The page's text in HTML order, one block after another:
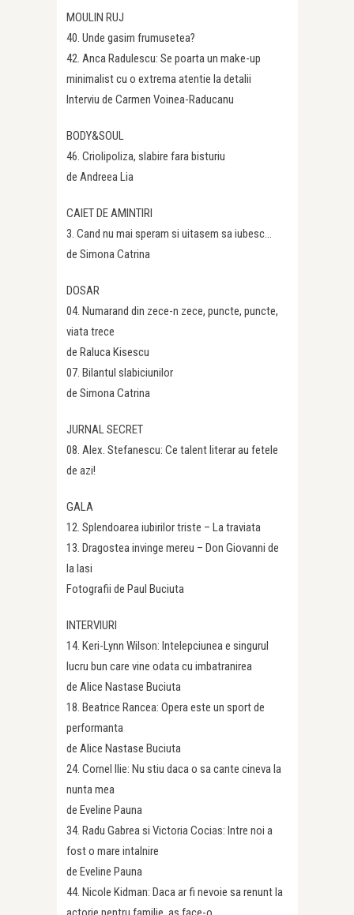
MOULIN RUJ
40. Unde gasim frumusetea?
42. Anca Radulescu: Se poarta un make-up
minimalist cu o extrema atentie la detalii
Interviu de Carmen Voinea-Raducanu
BODY&SOUL
46. Criolipoliza, slabire fara bisturiu
de Andreea Lia
CAIET DE AMINTIRI
3. Cand nu mai speram si uitasem sa iubesc…
de Simona Catrina
DOSAR
04. Numarand din zece-n zece, puncte, puncte,
viata trece
de Raluca Kisescu
07. Bilantul slabiciunilor
de Simona Catrina
JURNAL SECRET
08. Alex. Stefanescu: Ce talent literar au fetele
de azi!
GALA
12. Splendoarea iubirilor triste – La traviata
13. Dragostea invinge mereu – Don Giovanni de
la Iasi
Fotografii de Paul Buciuta
INTERVIURI
14. Keri-Lynn Wilson: Intelepciunea e singurul
lucru bun care vine odata cu imbatranirea
de Alice Nastase Buciuta
18. Beatrice Rancea: Opera este un sport de
performanta
de Alice Nastase Buciuta
24. Cornel Ilie: Nu stiu daca o sa cante cineva la
nunta mea
de Eveline Pauna
34. Radu Gabrea si Victoria Cocias: Intre noi a
fost o mare intalnire
de Eveline Pauna
44. Nicole Kidman: Daca ar fi nevoie sa renunt la